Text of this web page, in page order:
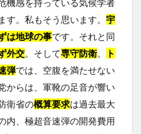
機感を持っている気候学者
。私もそう思います。 宇
は地球の事です。それと同
外交。そして専守防衛。
ト
弾では、空腹を満たせない
からは、軍靴の足音が響い
衛省の概算要求は過去最大
内、極超音速弾の開発費用